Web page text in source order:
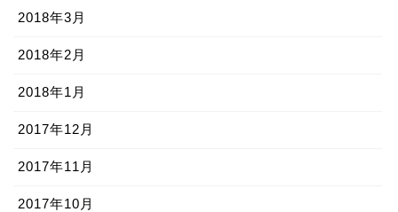
2018年3月
2018年2月
2018年1月
2017年12月
2017年11月
2017年10月